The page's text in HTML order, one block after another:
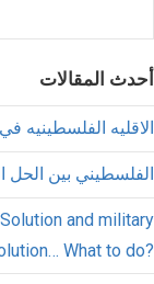
أحدث المقالات
الاقليه الفلسطينيه
الفلسطيني بين الحل
and military
What to do?